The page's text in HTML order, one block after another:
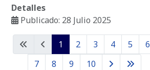
Detalles
Publicado: 28 Julio 2025
1 2 3 4 5
6
7
8 9 10